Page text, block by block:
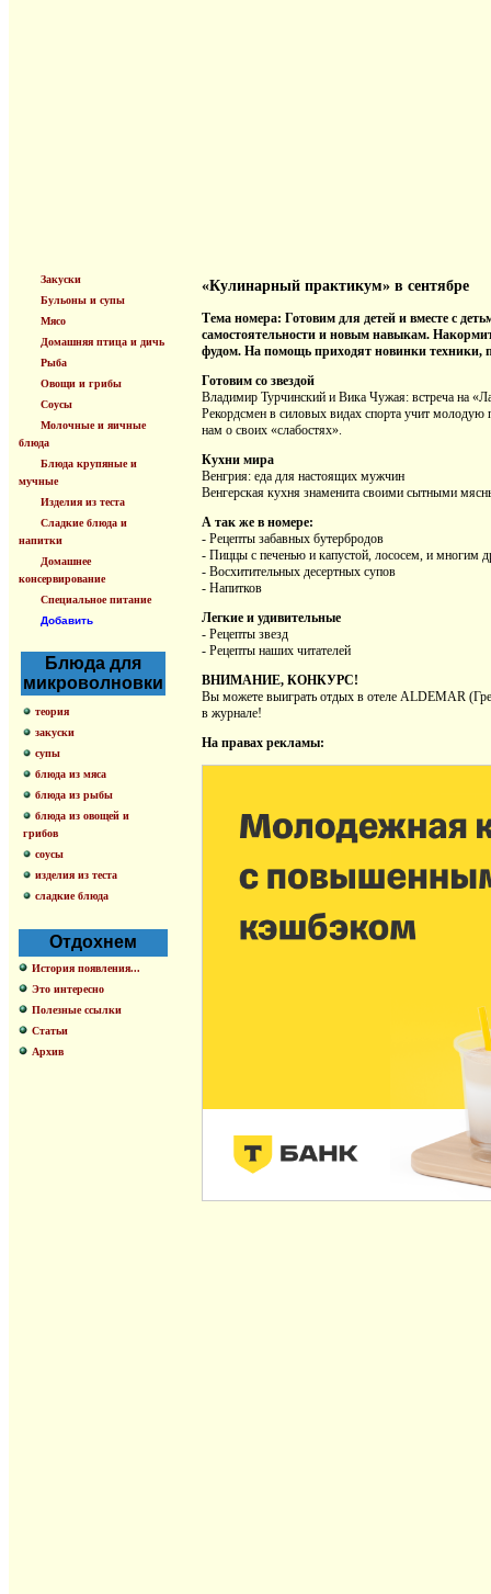
Закуски
Бульоны и супы
Мясо
Домашняя птица и дичь
Рыба
Овощи и грибы
Соусы
Молочные и яичные
блюда
Блюда крупяные и
мучные
Изделия из теста
Сладкие блюда и
напитки
Домашнее
консервирование
Специальное питание
Добавить
Блюда для
микроволновки
теория
закуски
супы
блюда из мяса
блюда из рыбы
блюда из овощей и
грибов
соусы
изделия из теста
сладкие блюда
Отдохнем
История появления...
Это интересно
Полезные ссылки
Статьи
Архив
«Кулинарный практикум» в сентябре
Тема номера: Готовим для детей и вместе с
самостоятельности и новым навыкам.
фудом. На помощь приходят новинки техники,
Готовим со звездой
Владимир Турчинский и Вика Чужая: встреча на
Рекордсмен в силовых видах спорта учит молодую
нам о своих «слабостях».
Кухни мира
Венгрия: еда для настоящих мужчин
Венгерская кухня знаменита своими сытными
А так же в номере:
- Рецепты забавных бутербродов
- Пиццы с печенью и капустой, лососем, и многим
- Восхитительных десертных супов
- Напитков
Легкие и удивительные
- Рецепты звезд
- Рецепты наших читателей
ВНИМАНИЕ, КОНКУРС!
Вы можете выиграть отдых в отеле ALDEMAR
в журнале!
На правах рекламы: